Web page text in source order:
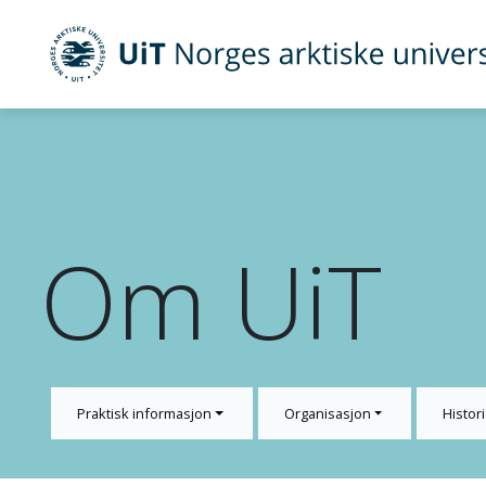
UiT Norges arktiske universitet
Om UiT
Praktisk informasjon Organisasjon